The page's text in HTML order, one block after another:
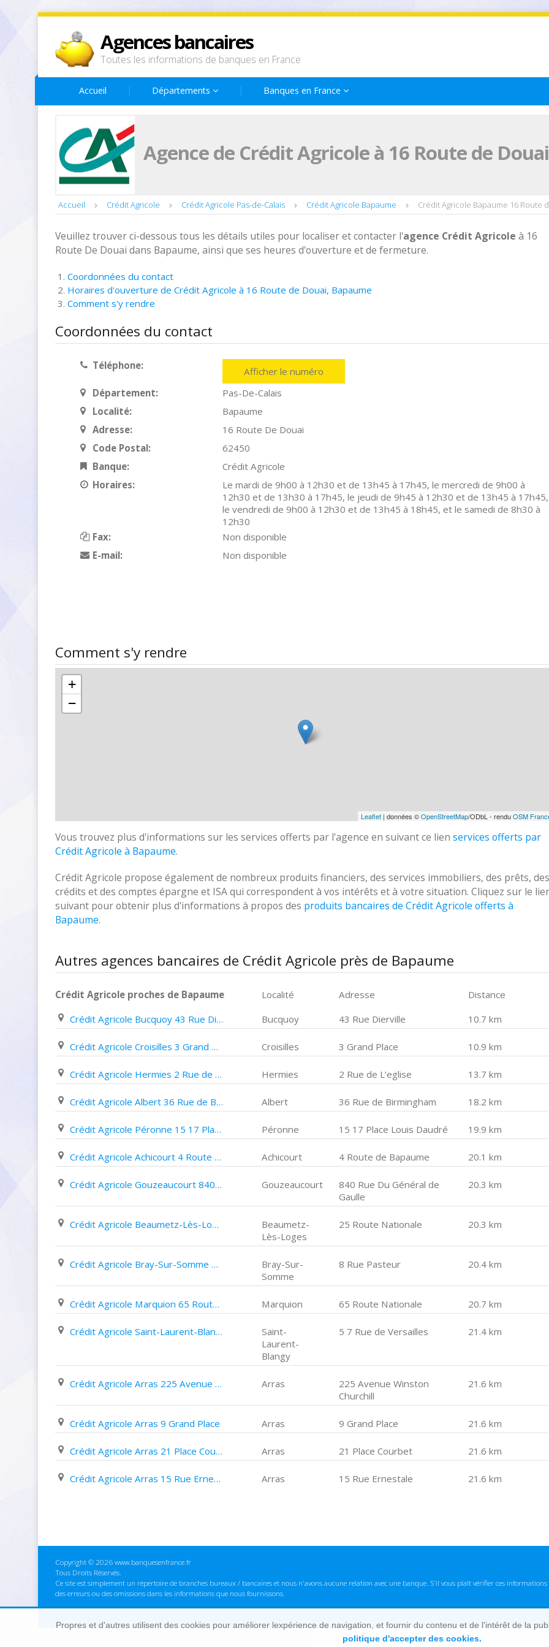
Agences bancaires
Toutes les informations de banques en France
Accueil Départements Banques en France
Agence de Crédit Agricole à 16 Route de
Accueil Crédit Agricole Crédit Agricole Pas-de-Calais Crédit Agricole Bapaume Crédit Agricole Bapaume 16 Route
Veuillez trouver ci-dessous tous les détails utiles pour localiser et contacter l'agence Crédit Agricole à 16
Route De Douai dans Bapaume, ainsi que ses heures d'ouverture et de fermeture.
Coordonnées du contact
Horaires d'ouverture de Crédit Agricole à 16 Route de Douai, Bapaume
Comment s'y rendre
Coordonnées du contact
Téléphone:
Afficher le numéro
Département:
Pas-De-Calais
Localité:
Bapaume
Adresse:
16 Route De Douai
Code Postal:
62450
Banque:
Crédit Agricole
Horaires:
Le mardi de 9h00 à 12h30 et de 13h45 à 17h45, le mercredi de 9h00 à
12h30 et de 13h30 à 17h45, le jeudi de 9h45 à 12h30 et de 13h45 à 17h45,
le vendredi de 9h00 à 12h30 et de 13h45 à 18h45, et le samedi de 8h30 à
12h30
Fax:
Non disponible
E-mail:
Non disponible
Comment s'y rendre
+
−
Leaflet| données ©OpenStreetMap/ODbL - renduOSM
Vous trouvez plus d'informations sur les services offerts par l'agence en suivant ce lien services offerts par
Crédit Agricole à Bapaume.
Crédit Agricole propose également de nombreux produits financiers, des services immobiliers, des prêts, des
crédits et des comptes épargne et ISA qui correspondent à vos intérêts et à votre situation. Cliquez sur le
suivant pour obtenir plus d'informations à propos des produits bancaires de Crédit Agricole offerts à
Bapaume.
Autres agences bancaires de Crédit Agricole près de Bapaume
Crédit Agricole proches de Bapaume Localité Adresse
Distance
Crédit Agricole Bucquoy 43 Rue Dierville
Bucquoy 43 Rue Dierville 10.7 km
Crédit Agricole Croisilles 3 Grand Place Croisilles 3 Grand Place 10.9 km
Crédit Agricole Hermies 2 Rue de L'eglise Hermies 2 Rue de L'eglise 13.7 km
Crédit Agricole Albert 36 Rue de Birmingham Albert 36 Rue de Birmingham 18.2 km
Crédit Agricole Péronne 15 17 Place Louis Daudré Péronne 15 17 Place Louis Daudré 19.9 km
Crédit Agricole Achicourt 4 Route de Bapaume Achicourt 4 Route de Bapaume 20.1 km
Crédit Agricole Gouzeaucourt 840 Rue Du Général de Gaulle Gouzeaucourt
840 Rue Du Général de
Gaulle
20.3 km
Crédit Agricole Beaumetz-Lès-Loges 25 Route Nationale
Beaumetz-
Lès-Loges
25 Route Nationale 20.3 km
Crédit Agricole Bray-Sur-Somme 8 Rue Pasteur
Bray-Sur-
Somme
8 Rue Pasteur 20.4 km
Crédit Agricole Marquion 65 Route Nationale Marquion 65 Route Nationale 20.7 km
Crédit Agricole Saint-Laurent-Blangy 5 7 Rue de Versailles
Saint-
Laurent-
Blangy
5 7 Rue de Versailles 21.4 km
Crédit Agricole Arras 225 Avenue Winston Churchill Arras
225 Avenue Winston
Churchill
21.6 km
Crédit Agricole Arras 9 Grand Place Arras 9 Grand Place 21.6 km
Crédit Agricole Arras 21 Place Courbet Arras 21 Place Courbet 21.6 km
Crédit Agricole Arras 15 Rue Ernestale Arras 15 Rue Ernestale 21.6 km
Copyright © 2026 www.banquesenfrance.fr
Tous Droits Réservés.
Ce site est simplement un répertoire de branches bureaux / bancaires et nous n'avons aucune relation avec une banque. S'il vous plaît vérifier ces
des erreurs ou des omissions dans les informations que nous fournissons.
Propres et d'autres utilisent des cookies pour améliorer lexpérience de navigation, et fournir du contenu et de l'intérêt de la
politique d'accepter des cookies.